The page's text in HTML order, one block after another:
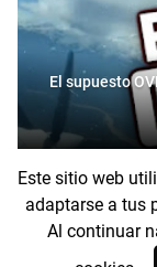
Este sitio web
adaptarse a tus
Al continuar
El supuesto
DEVELOPED